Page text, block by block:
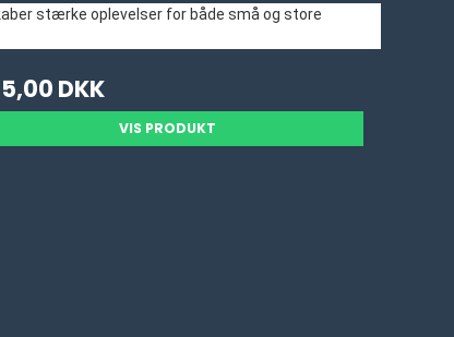
stærke oplevelser for både små og store
DKK
VIS PRODUKT